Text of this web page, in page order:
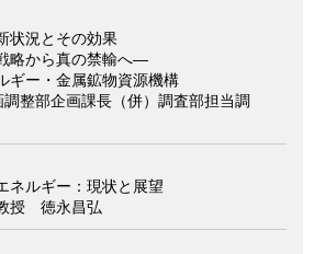
状況とその効果
略から真の禁輸へ―
ギー・金属鉱物資源機構
整部企画課長（併）調査部担当調
ネルギー：現状と展望
授 徳永昌弘